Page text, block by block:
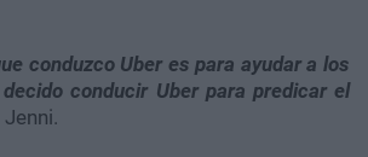
conduzco Uber es para ayudar a los
conducir Uber para predicar el